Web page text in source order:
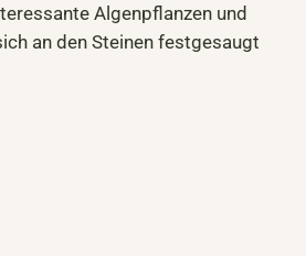
Algenpflanzen und
an den Steinen festgesaugt